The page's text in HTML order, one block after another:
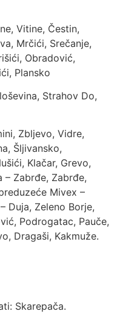
Vitine, Čestin,
Mrčići, Srečanje,
Obradović,
Plansko
Strahov Do,
Zbljevo, Vidre,
Šljivansko,
Klačar, Grevo,
– Zabrđe, Zabrđe,
Mivex –
Duja, Zeleno Borje,
Podrogatac, Pauče,
Dragaši, Kakmuže.
Skarepača.